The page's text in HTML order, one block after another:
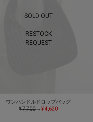
SOLD OUT
RESTOCK
REQUEST
ワンハンドルドロップバッグ
¥ 7,700→¥ 4,620